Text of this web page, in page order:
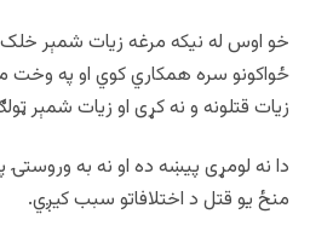
خو اوس له نیکه مرغه زیات شمېر خلک
ځواکونو سره همکاري کوي او په وخت
زیات قتلونه و نه کړی او زیات شمېر
دا نه لومړی پيښه ده او نه به
منځ یو قتل د اختلافاتو سبب کیږي.